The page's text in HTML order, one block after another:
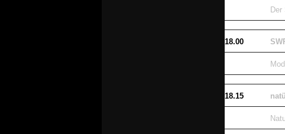
18.00
18.15